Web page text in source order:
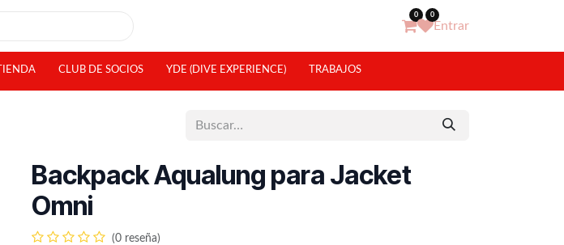
0 0
Entrar
TIENDA CLUB DE SOCIOS YDE (DIVE EXPERIENCE) TRABAJOS
Backpack Aqualung para Jacket
Omni
(0 reseña)